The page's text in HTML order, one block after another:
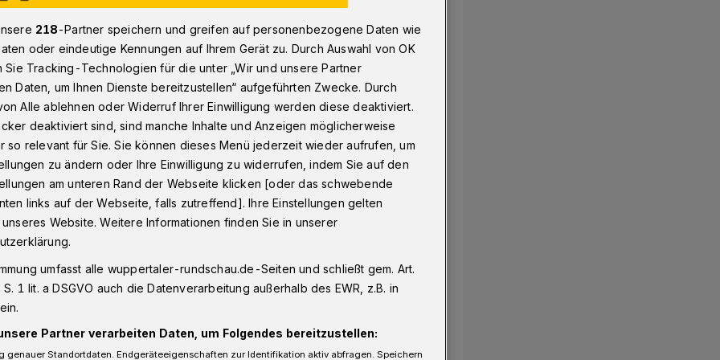
kamen bestens an
an
St. Laurentius und Herz-Jesu freuen sich
der diesjährigen Aktion der
war es, bis zu den Feiertagen die 1.900
80 Jahren im Gemeindegebiet mit
um so auch in Zeiten der Isolation
218-Partner speichern und greifen auf personenbezogene Daten wie
oder eindeutige Kennungen auf Ihrem Gerät zu. Durch Auswahl von OK
Sie Tracking-Technologien für die unter „Wir und unsere Partner
Daten, um Ihnen Dienste bereitzustellen“ aufgeführten Zwecke. Durch
Alle ablehnen oder Widerruf Ihrer Einwilligung werden diese deaktiviert.
deaktiviert sind, sind manche Inhalte und Anzeigen möglicherweise
so relevant für Sie. Sie können dieses Menü jederzeit wieder aufrufen, um
zu ändern oder Ihre Einwilligung zu widerrufen, indem Sie auf den
am unteren Rand der Webseite klicken [oder das schwebende
links auf der Webseite, falls zutreffend]. Ihre Einstellungen gelten
Website. Weitere Informationen finden Sie in unserer
umfasst alle wuppertaler-rundschau.de-Seiten und schließt gem. Art.
1 lit. a DSGVO auch die Datenverarbeitung außerhalb des EWR, z.B. in
Partner verarbeiten Daten, um Folgendes bereitzustellen:
genauer Standortdaten. Endgeräteeigenschaften zur Identifikation aktiv abfragen. Speichern